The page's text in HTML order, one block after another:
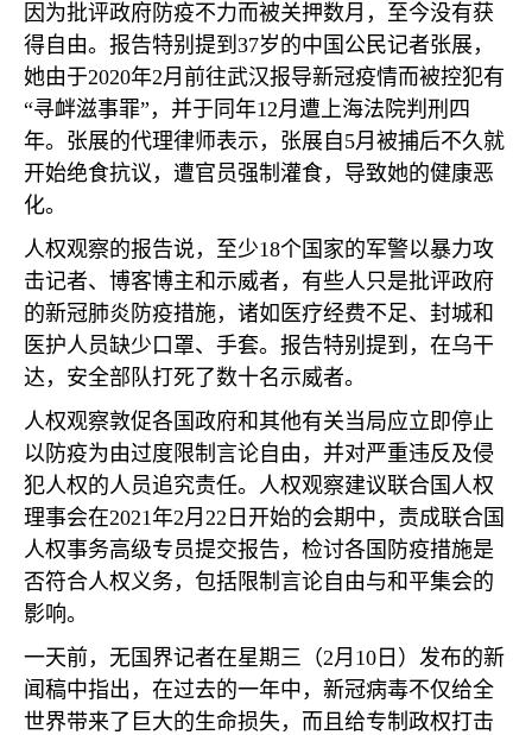
因为批评政府防疫不力而被关押数月，至今没有获
得自由。报告特别提到 37岁的中国公民记者张展，
她由于2020年2月前往武汉报导新冠疫情而被控犯有
“寻衅滋事罪”，并于同年12月遭上海法院判刑四
年。张展的代理律师表示，张展自 5月被捕后不久就
开始绝食抗议，遭官员强制灌食，导致她的健康恶
化。
人权观察的报告说，至少18个国家的军警以暴力攻
击记者、博客博主和示威者，有些人只是批评政府
的新冠肺炎防疫措施，诸如医疗经费不足、封城和
医护人员缺少口罩、手套。报告特别提到，在乌干
达，安全部队打死了数十名示威者。
人权观察敦促各国政府和其他有关当局应立即停止
以防疫为由过度限制言论自由，并对严重违反及侵
犯人权的人员追究责任。人权观察建议联合国人权
理事会在2021年2月 22 日开始的会期中，责成联合国
人权事务高级专员提交报告，检讨各国防疫措施是
否符合人权义务，包括限制言论自由与和平集会的
影响。
一天前，无国界记者在星期三（2月 10 日）发布的新
闻稿中指出，在过去的一年中，新冠病毒不仅给全
世界带来了巨大的生命损失，而且给专制政权打击